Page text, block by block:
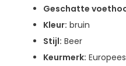
Geschatte
Kleur: bruin
Stijl: Beer
Keurmerk: